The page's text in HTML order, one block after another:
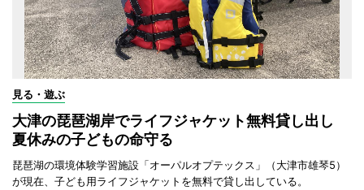
見る・遊ぶ
大津の琵琶湖岸でライフジャケット無料貸し出し
夏休みの子どもの命守る
琵琶湖の環境体験学習施設「オーパルオプテックス」（大津市雄琴5）
が現在、子ども用ライフジャケットを無料で貸し出している。